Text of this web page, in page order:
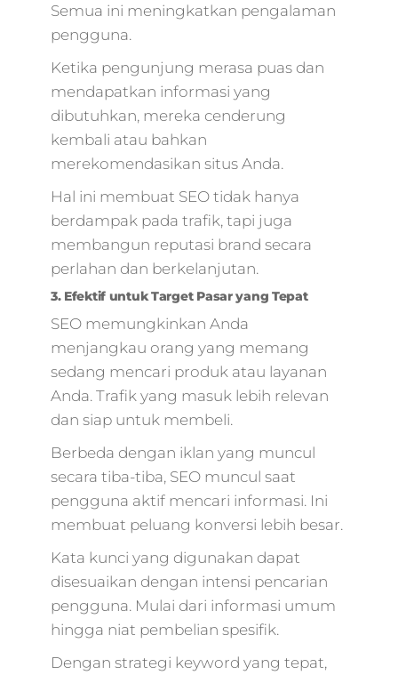
Semua ini meningkatkan pengalaman
pengguna.
Ketika pengunjung merasa puas dan
mendapatkan informasi yang
dibutuhkan, mereka cenderung
kembali atau bahkan
merekomendasikan situs Anda.
Hal ini membuat SEO tidak hanya
berdampak pada trafik, tapi juga
membangun reputasi brand secara
perlahan dan berkelanjutan.
3. Efektif untuk Target Pasar yang Tepat
SEO memungkinkan Anda
menjangkau orang yang memang
sedang mencari produk atau layanan
Anda. Trafik yang masuk lebih relevan
dan siap untuk membeli.
Berbeda dengan iklan yang muncul
secara tiba-tiba, SEO muncul saat
pengguna aktif mencari informasi. Ini
membuat peluang konversi lebih besar.
Kata kunci yang digunakan dapat
disesuaikan dengan intensi pencarian
pengguna. Mulai dari informasi umum
hingga niat pembelian spesifik.
Dengan strategi keyword yang tepat,